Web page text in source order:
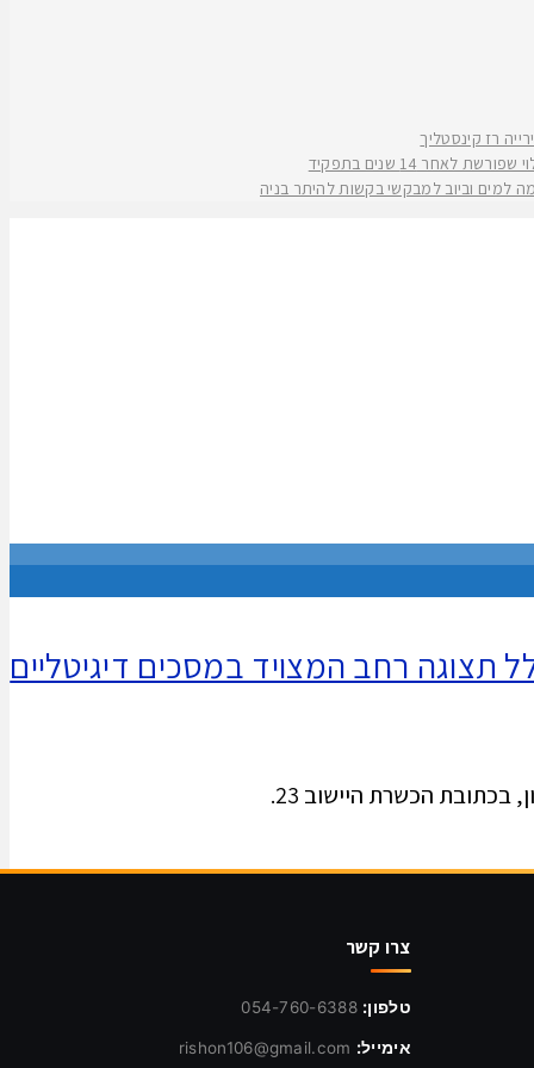
14 שנים בתפקיד
למים וביוב למבקשי בקשות להיתר בניה
של כ-4 מיליון שקלים, כולל חלל תצוגה רחב המצויד במסכים דיגיטליים
הכשרת היישוב 23.
צרו קשר
טלפון: 054-760-6388
אימייל: rishon106@gmail.com